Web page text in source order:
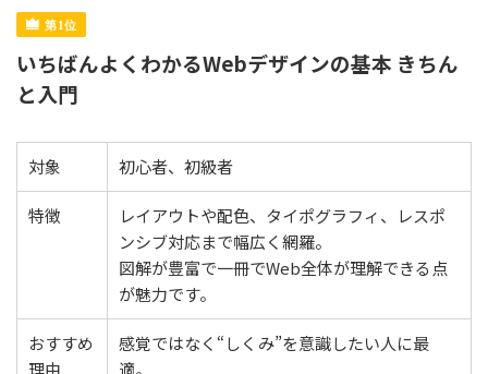
いちばんよくわかるWebデザインの基本 きちん
と入門
対象 初心者、初級者
特徴
レイアウトや配色、タイポグラフィ、レスポ
ンシブ対応まで幅広く網羅。
図解が豊富で一冊でWeb全体が理解できる点
が魅力です。
おすすめ
理由
感覚ではなく“しくみ”を意識したい人に最
適。